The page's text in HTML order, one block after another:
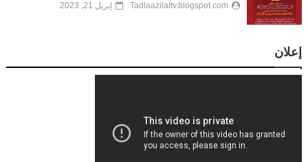
Tadlaazilaltv.blogspot.com إبريل 21, 2023
إعلان